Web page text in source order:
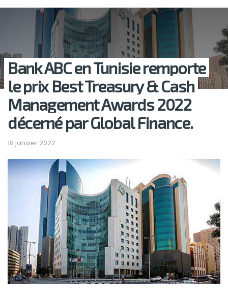
Bank ABC en Tunisie remporte
le prix Best Treasury & Cash
Management Awards 2022
décerné par Global Finance.
18 janvier 2022